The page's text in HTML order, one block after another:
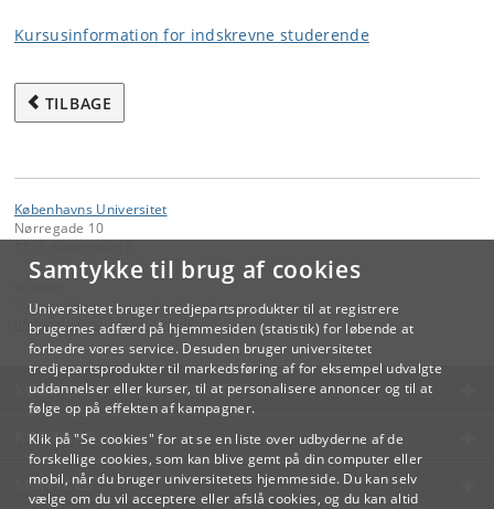
Samtykke til brug af cookies
Universitetet bruger tredjepartsprodukter til at registrere
brugernes adfærd på hjemmesiden (statistik) for løbende at
forbedre vores service. Desuden bruger universitetet
tredjepartsprodukter til markedsføring af for eksempel udvalgte
uddannelser eller kurser, til at personalisere annoncer og til at
følge op på effekten af kampagner.
Klik på "Se cookies" for at se en liste over udbyderne af de
forskellige cookies, som kan blive gemt på din computer eller
mobil, når du bruger universitetets hjemmeside. Du kan selv
vælge om du vil acceptere eller afslå cookies, og du kan altid
Kursusinformation for indskrevne studerende
TILBAGE
Københavns Universitet
Nørregade 10
Videreuddannelse og Livslang Læring
lifelonglearning@adm.ku.dk
KØBENHAVNS UNIVERSITET
KONTAKT
SERVICES